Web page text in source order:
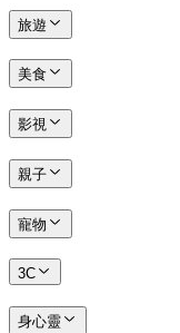
旅遊
美食
影視
親子
寵物
3C
身心靈